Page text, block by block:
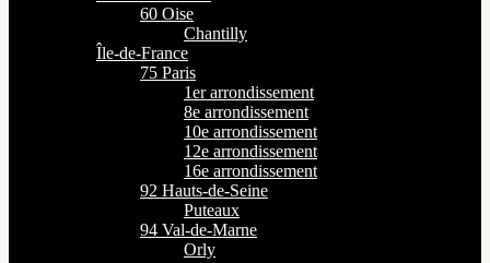
60 Oise
Chantilly
Île-de-France
75 Paris
1er arrondissement
8e arrondissement
10e arrondissement
12e arrondissement
16e arrondissement
92 Hauts-de-Seine
Puteaux
94 Val-de-Marne
Orly